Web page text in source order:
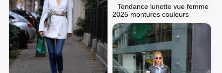
Tendance lunette vue femme
2025 montures couleurs